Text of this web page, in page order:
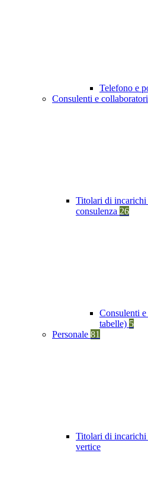
Telefono e
Consulenti e collaboratori
Titolari di
consulenza 26
Consulenti
tabelle) 5
Personale 81
Titolari di
vertice